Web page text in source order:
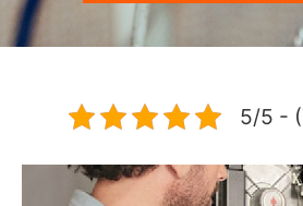
5/5 -